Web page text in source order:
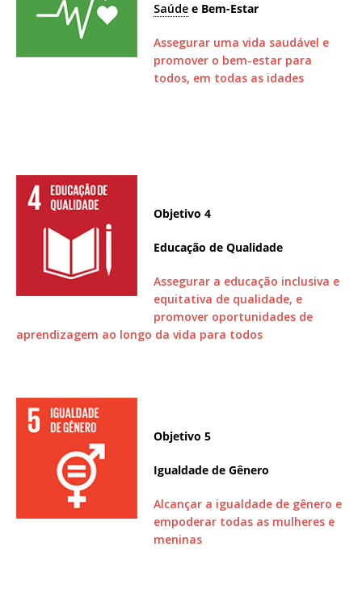
Saúde e Bem-Estar
Assegurar uma vida saudável e
promover o bem-estar para
todos, em todas as idades
Objetivo 4
Educação de Qualidade
Assegurar a educação inclusiva e
equitativa de qualidade, e
promover oportunidades de
aprendizagem ao longo da vida para todos
Objetivo 5
Igualdade de Gênero
Alcançar a igualdade de gênero e
empoderar todas as mulheres e
meninas